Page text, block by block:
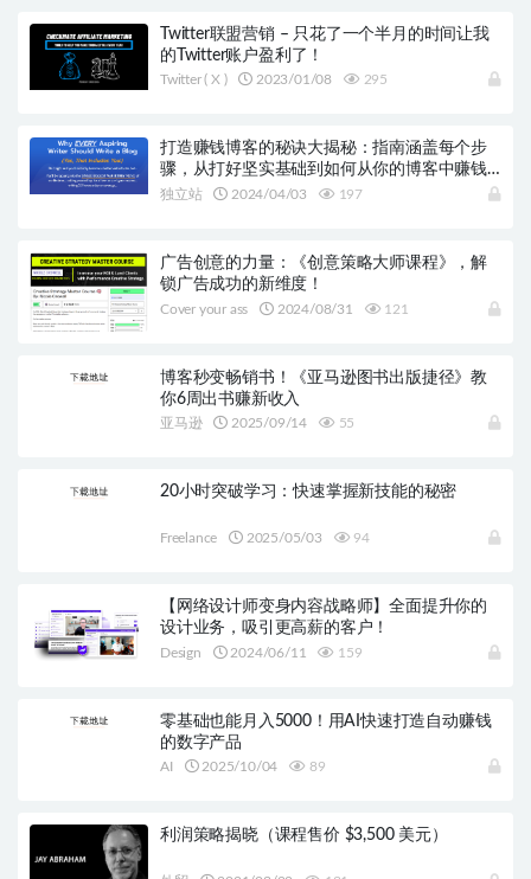
Twitter联盟营销 – 只花了一个半月的时间让我
的Twitter账户盈利了！
Twitter ( X ) 2023/01/08 295
打造赚钱博客的秘诀大揭秘：指南涵盖每个步
骤，从打好坚实基础到如何从你的博客中赚钱
一网打尽
独立站 2024/04/03 197
广告创意的力量：《创意策略大师课程》，解
锁广告成功的新维度！
Cover your ass 2024/08/31 121
博客秒变畅销书！《亚马逊图书出版捷径》教
你6周出书赚新收入
亚马逊 2025/09/14 55
20小时突破学习：快速掌握新技能的秘密
Freelance 2025/05/03 94
【网络设计师变身内容战略师】全面提升你的
设计业务，吸引更高薪的客户！
Design 2024/06/11 159
零基础也能月入5000！用AI快速打造自动赚钱
的数字产品
AI 2025/10/04 89
利润策略揭晓（课程售价 $3,500 美元）